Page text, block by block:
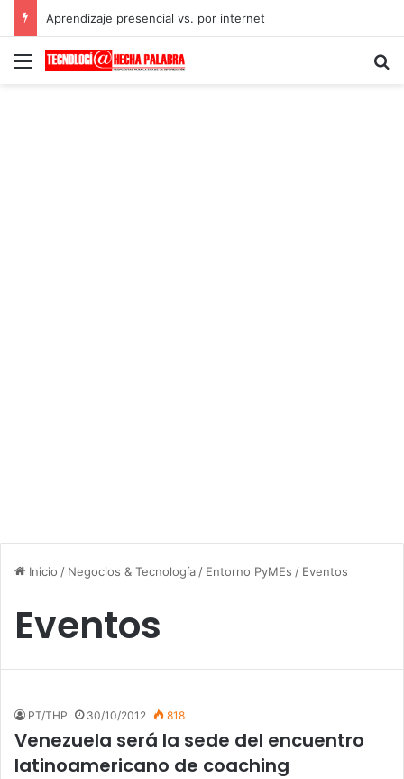
Aprendizaje presencial vs. por internet
Menú
Inicio / Negocios & Tecnología / Entorno PyMEs / Eventos
Eventos
PT/THP 30/10/2012 818
Venezuela será la sede del encuentro
latinoamericano de coaching